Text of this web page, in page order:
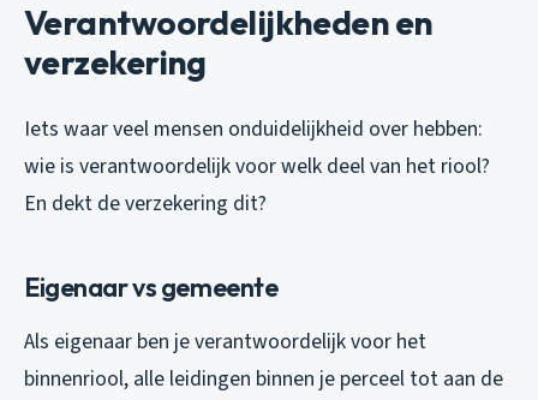
Verantwoordelijkheden en
verzekering
Iets waar veel mensen onduidelijkheid over hebben:
wie is verantwoordelijk voor welk deel van het riool?
En dekt de verzekering dit?
Eigenaar vs gemeente
Als eigenaar ben je verantwoordelijk voor het
binnenriool, alle leidingen binnen je perceel tot aan de